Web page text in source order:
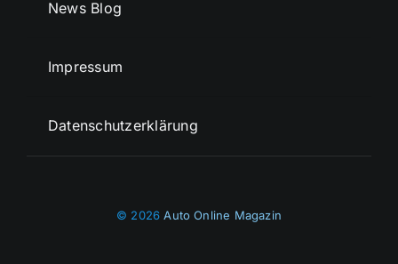
News Blog
Impressum
Datenschutzerklärung
© 2026Auto Online Magazin